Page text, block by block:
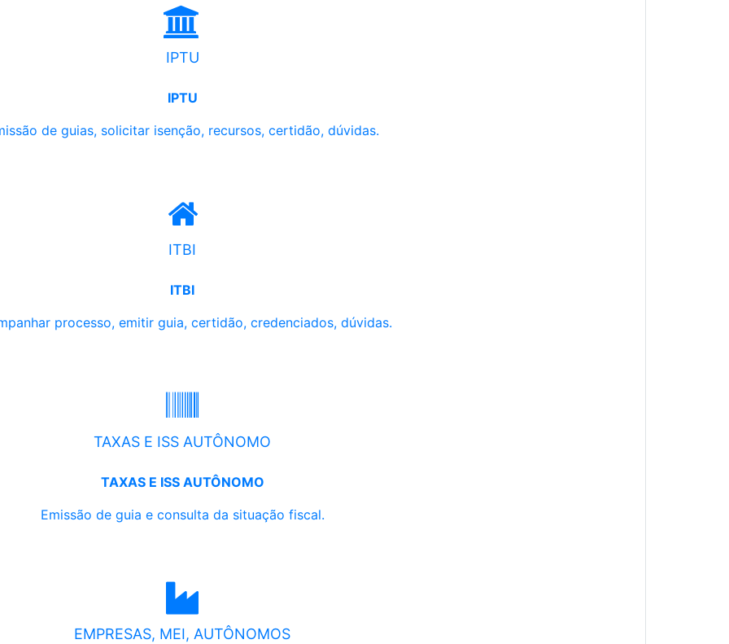
IPTU
IPTU
de guias, solicitar isenção, recursos, certidão, dúvidas.
ITBI
ITBI
processo, emitir guia, certidão, credenciados, dúvidas.
TAXAS E ISS AUTÔNOMO
TAXAS E ISS AUTÔNOMO
Emissão de guia e consulta da situação fiscal.
EMPRESAS, MEI, AUTÔNOMOS